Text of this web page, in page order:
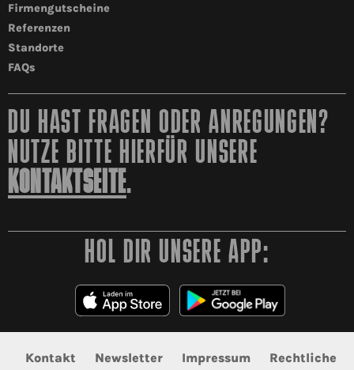
Firmengutscheine
Referenzen
Standorte
FAQs
DU HAST FRAGEN ODER ANREGUNGEN?
NUTZE BITTE HIERFÜR UNSERE
KONTAKTSEITE.
HOL DIR UNSERE APP:
Kontakt Newsletter Impressum Rechtliche